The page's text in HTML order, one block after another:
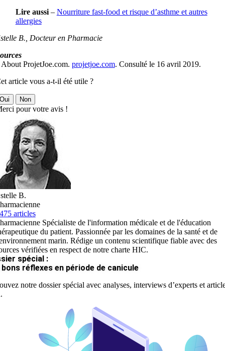
Lire aussi– Nourriture fast-food et risque d’asthme et autres
allergies
B., Docteur en Pharmacie
ProjetJoe.com. projetjoe.com. Consulté le 16 avril 2019.
article vous a-t-il été utile ?
Non
pour votre avis !
B.
articles
Spécialiste de l'information médicale et de l'éducation
du patient. Passionnée par les domaines de la santé et de
marin. Rédige un contenu scientifique fiable avec des
vérifiées en respect de notre charte HIC.
spécial :
bons réflexes en période de canicule
notre dossier spécial avec analyses, interviews d’experts et